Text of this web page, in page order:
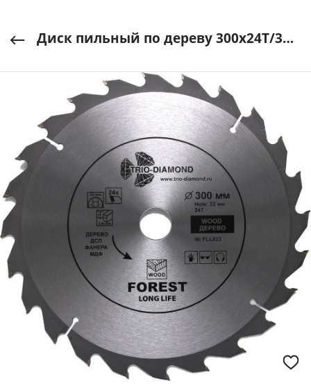
Диск пильный по дереву 300х24Т/32мм TRIO-DIAMOND арт. FLL823